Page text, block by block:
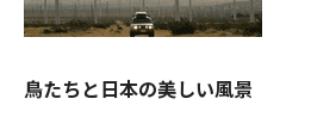
鳥たちと日本の美しい風景